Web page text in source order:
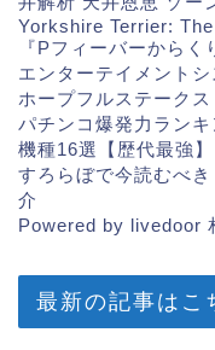
Yorkshire Terrier:
『Pフィーバーから
エンターテイメント
ホープフルステーク
パチンコ爆発力ラン
機種16選【歴代最強】
すろらぼで今読むべ
介
Powered by livedoor
最新の記事はこ